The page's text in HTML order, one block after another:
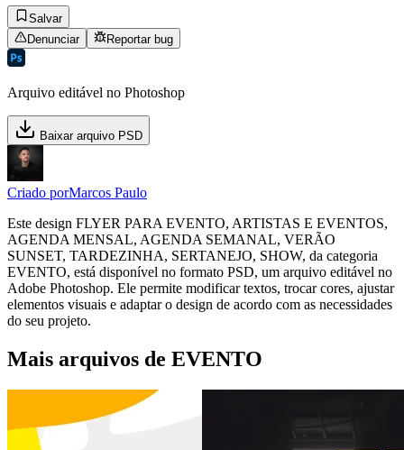
Salvar
Denunciar
Reportar bug
Arquivo editável no Photoshop
Baixar arquivo PSD
Criado porMarcos Paulo
Este design FLYER PARA EVENTO, ARTISTAS E EVENTOS,
AGENDA MENSAL, AGENDA SEMANAL, VERÃO
SUNSET, TARDEZINHA, SERTANEJO, SHOW, da categoria
EVENTO, está disponível no formato PSD, um arquivo editável no
Adobe Photoshop. Ele permite modificar textos, trocar cores, ajustar
elementos visuais e adaptar o design de acordo com as necessidades
do seu projeto.
Mais arquivos de EVENTO